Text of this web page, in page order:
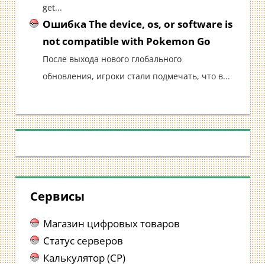
get...
Ошибка The device, os, or software is
not compatible with Pokemon Go
После выхода нового глобального
обновления, игроки стали подмечать, что в...
Сервисы
Магазин цифровых товаров
Статус серверов
Калькулятор (CP)